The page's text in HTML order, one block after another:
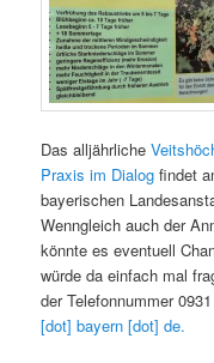
Das alljährliche
Praxis im Dialog findet
bayerischen
Wenngleich auch der
könnte es eventuell
würde da einfach mal
der Telefonnummer
[dot] bayern [dot] de.